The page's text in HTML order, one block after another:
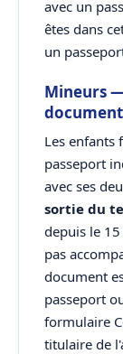
avec un
êtes dans
un
Mineurs
Les enfants
passeport
avec ses
sortie du
depuis le
pas
document
passeport
formulaire
titulaire de